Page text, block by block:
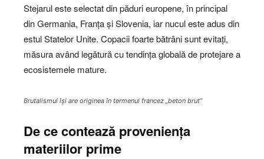
Stejarul este selectat din păduri europene, în principal
din Germania, Franța și Slovenia, iar nucul este adus din
estul Statelor Unite. Copacii foarte bătrâni sunt evitați,
măsura având legătură cu tendința globală de protejare a
ecosistemele mature.
Brutalismul își are originea în termenul francez „beton brut”
De ce contează proveniența
materiilor prime